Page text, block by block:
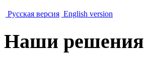
Русская версия English version
Наши решения